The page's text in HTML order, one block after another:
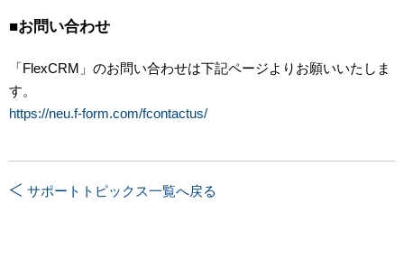
■お問い合わせ
「FlexCRM」のお問い合わせは下記ページよりお願いいたしま
す。
https://neu.f-form.com/fcontactus/
サポートトピックス一覧へ戻る